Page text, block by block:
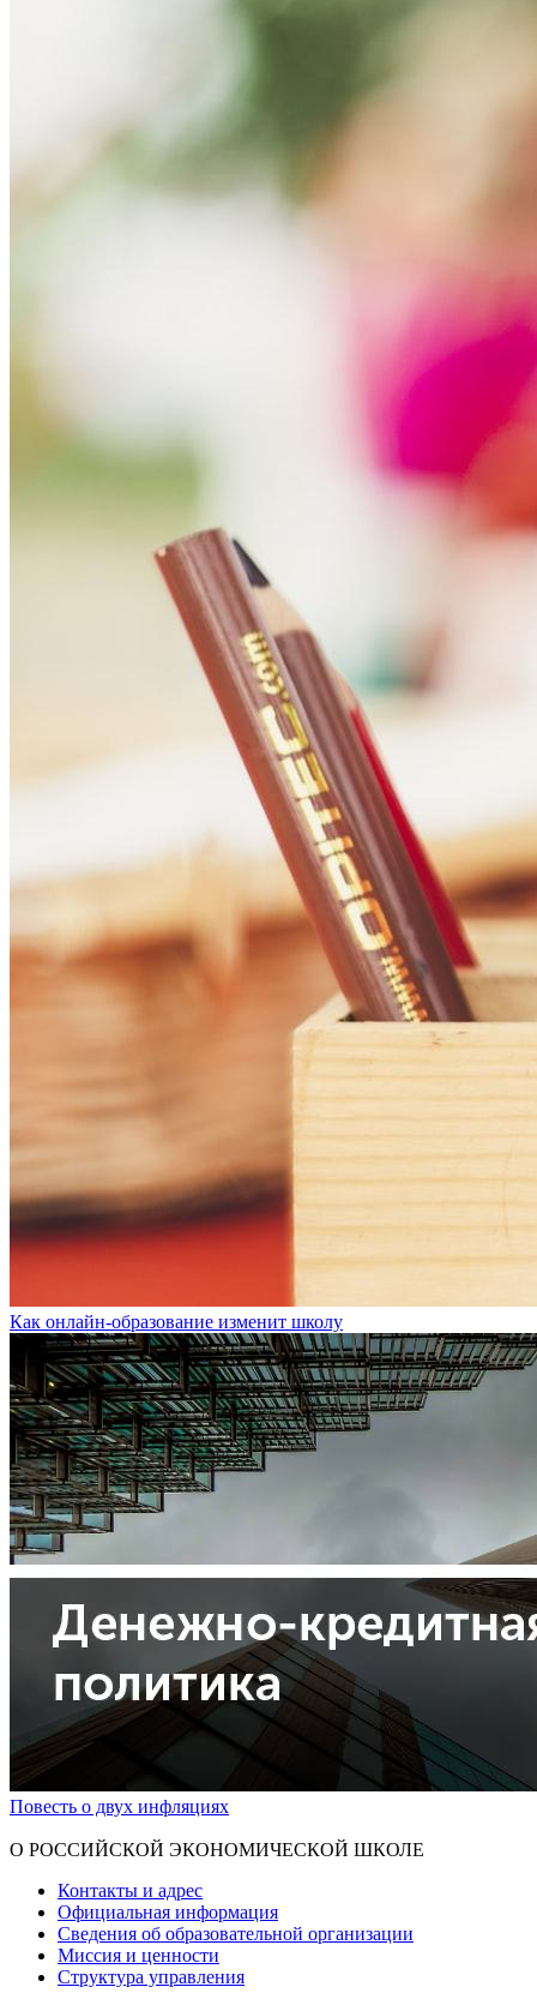
Как онлайн-образование изменит школу
Повесть о двух инфляциях
О РОССИЙСКОЙ ЭКОНОМИЧЕСКОЙ ШКОЛЕ
Контакты и адрес
Официальная информация
Сведения об образовательной организации
Миссия и ценности
Структура управления